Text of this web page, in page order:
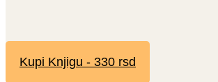
Kupi Knjigu - 330 rsd